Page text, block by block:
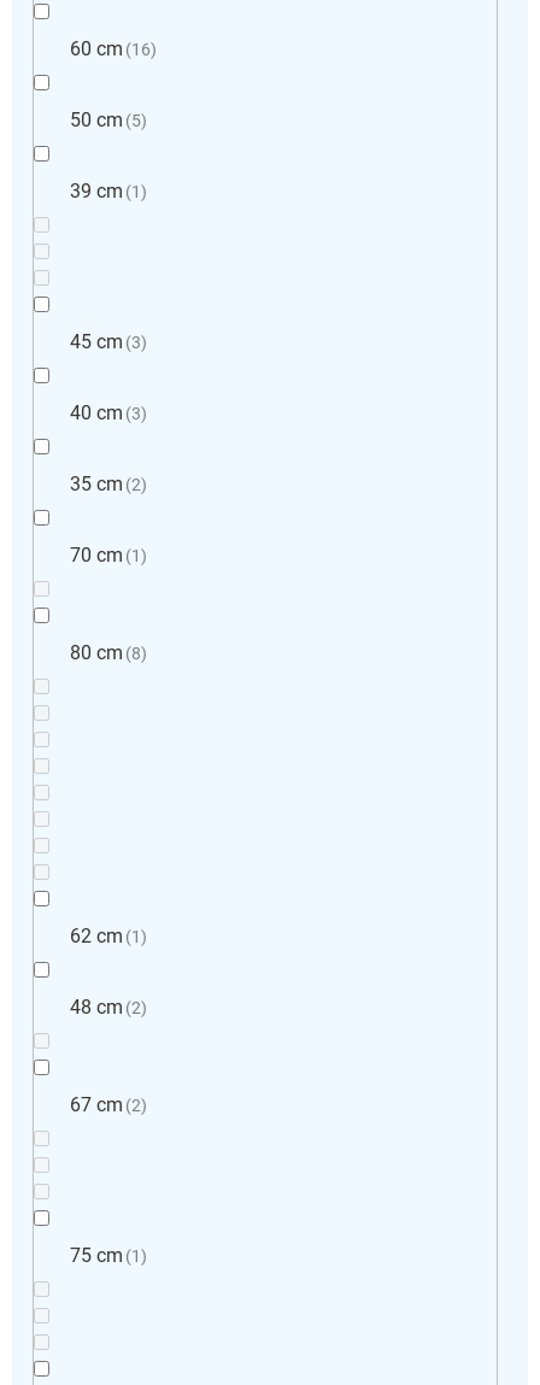
60 cm 16
50 cm 5
39 cm 1
45 cm 3
40 cm 3
35 cm 2
70 cm 1
80 cm 8
62 cm 1
48 cm 2
67 cm 2
75 cm 1